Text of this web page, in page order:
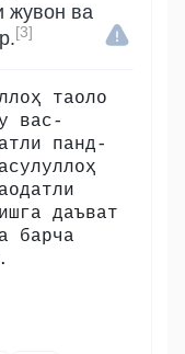
жувон ва
[3]
таоло
вас-
панд-
даъват
барча